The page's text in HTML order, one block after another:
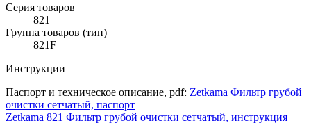
Серия товаров
821
Группа товаров (тип)
821F
Инструкции
Паспорт и техническое описание, pdf: Zetkama Фильтр грубой
очистки сетчатый, паспорт
Zetkama 821 Фильтр грубой очистки сетчатый, инструкция